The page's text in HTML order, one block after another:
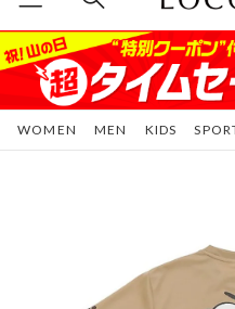
WOMEN MEN KIDS